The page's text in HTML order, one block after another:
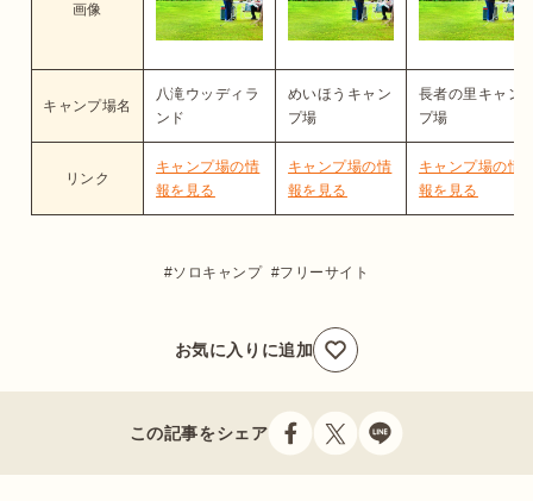
画像
キャンプ場名
八滝ウッディラ
ンド
めいほうキャン
プ場
長者の里キャン
プ場
リンク
キャンプ場の情
報を見る
キャンプ場の情
報を見る
キャンプ場の情
報を見る
ソロキャンプ フリーサイト
お気に入りに追加
この記事をシェア